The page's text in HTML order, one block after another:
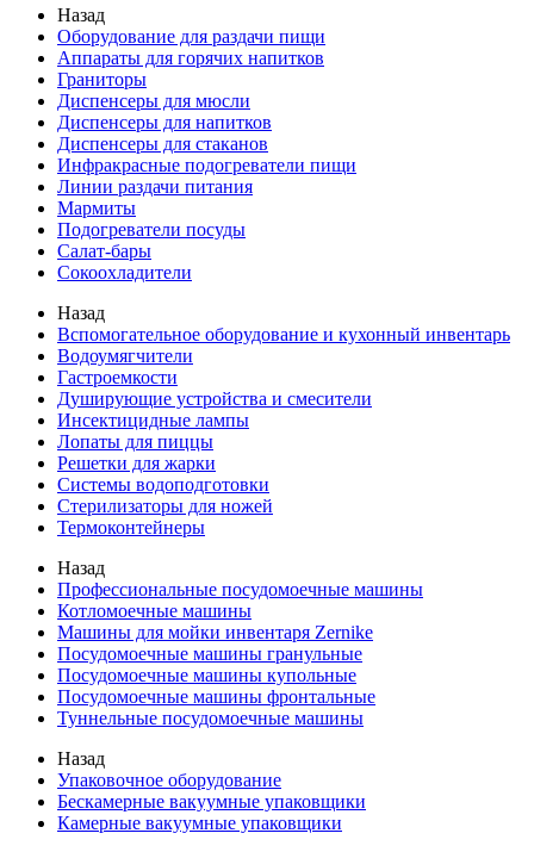
Назад
Оборудование для раздачи пищи
Аппараты для горячих напитков
Граниторы
Диспенсеры для мюсли
Диспенсеры для напитков
Диспенсеры для стаканов
Инфракрасные подогреватели пищи
Линии раздачи питания
Мармиты
Подогреватели посуды
Салат-бары
Сокоохладители
Назад
Вспомогательное оборудование и кухонный инвентарь
Водоумягчители
Гастроемкости
Душирующие устройства и смесители
Инсектицидные лампы
Лопаты для пиццы
Решетки для жарки
Системы водоподготовки
Стерилизаторы для ножей
Термоконтейнеры
Назад
Профессиональные посудомоечные машины
Котломоечные машины
Машины для мойки инвентаря Zernike
Посудомоечные машины гранульные
Посудомоечные машины купольные
Посудомоечные машины фронтальные
Туннельные посудомоечные машины
Назад
Упаковочное оборудование
Бескамерные вакуумные упаковщики
Камерные вакуумные упаковщики